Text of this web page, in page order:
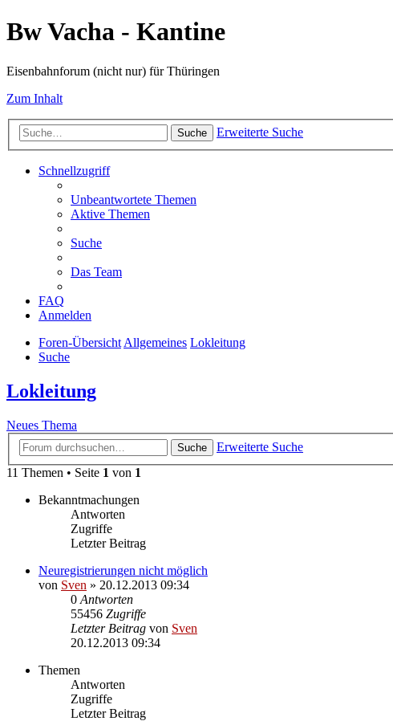
Bw Vacha - Kantine
Eisenbahnforum (nicht nur) für Thüringen
Zum Inhalt
Suche Erweiterte Suche
Schnellzugriff
Unbeantwortete Themen
Aktive Themen
Suche
Das Team
FAQ
Anmelden
Foren-ÜbersichtAllgemeines Lokleitung
Suche
Lokleitung
Neues Thema
Suche
Erweiterte Suche
11 Themen • Seite 1 von 1
Bekanntmachungen
Antworten
Zugriffe
Letzter Beitrag
Neuregistrierungen nicht möglich
von Sven » 20.12.2013 09:34
0 Antworten
55456 Zugriffe
Letzter Beitrag von Sven
20.12.2013 09:34
Themen
Antworten
Zugriffe
Letzter Beitrag